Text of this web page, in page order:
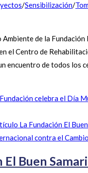
/Sensibilización/
de la Fundación
el Centro de
encuentro de todos los
celebra el Día
El Buen